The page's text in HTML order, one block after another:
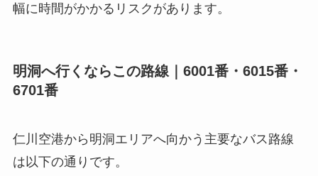
幅に時間がかかるリスクがあります。
明洞へ行くならこの路線｜6001番・6015番・
6701番
仁川空港から明洞エリアへ向かう主要なバス路線
は以下の通りです。